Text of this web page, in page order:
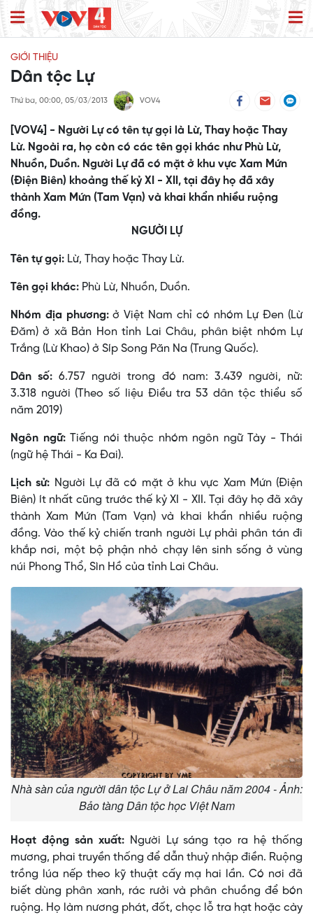
GIỚI THIỆU
Dân tộc Lự
Thứ ba, 00:00, 05/03/2013 VOV4
[VOV4] - Người Lự có tên tự gọi là Lừ, Thay hoặc Thay
Lừ. Ngoài ra, họ còn có các tên gọi khác như Phù Lừ,
Nhuồn, Duồn. Người Lự đã có mặt ở khu vực Xam Mứn
(Ðiện Biên) khoảng thế kỷ XI - XII, tại đây họ đã xây
thành Xam Mứn (Tam Vạn) và khai khẩn nhiều ruộng
đồng.
NGƯỜI LỰ
Tên tự gọi: Lừ, Thay hoặc Thay Lừ.
Tên gọi khác: Phù Lừ, Nhuồn, Duồn.
Nhóm địa phương:ở Việt Nam chỉ có nhóm Lự Ðen (Lừ
Ðăm) ở xã Bản Hon tỉnh Lai Châu, phân biệt nhóm Lự
Trắng (Lừ Khao) ở Síp Song Păn Na (Trung Quốc).
Dân số: 6.757 người trong đó nam: 3.439 người, nữ:
3.318 người (Theo số liệu Điều tra 53 dân tộc thiểu số
năm 2019)
Ngôn ngữ: Tiếng nói thuộc nhóm ngôn ngữ Tày - Thái
(ngữ hệ Thái - Ka Ðai).
Lịch sử: Người Lự đã có mặt ở khu vực Xam Mứn (Ðiện
Biên) ít nhất cũng trước thế kỷ XI - XII. Tại đây họ đã xây
thành Xam Mứn (Tam Vạn) và khai khẩn nhiều ruộng
đồng. Vào thế kỷ chiến tranh người Lự phải phân tán đi
khắp nơi, một bộ phận nhỏ chạy lên sinh sống ở vùng
núi Phong Thổ, Sìn Hồ của tỉnh Lai Châu.
Nhà sàn của người dân tộc Lự ở Lai Châu năm 2004 - Ảnh:
Bảo tàng Dân tộc học Việt Nam
Hoạt động sản xuất: Người Lự sáng tạo ra hệ thống
mương, phai truyền thống để dẫn thuỷ nhập điền. Ruộng
trồng lúa nếp theo kỹ thuật cấy mạ hai lần. Có nơi đã
biết dùng phân xanh, rác rưởi và phân chuồng để bón
ruộng. Họ làm nương phát, đốt, chọc lỗ tra hạt hoặc cày